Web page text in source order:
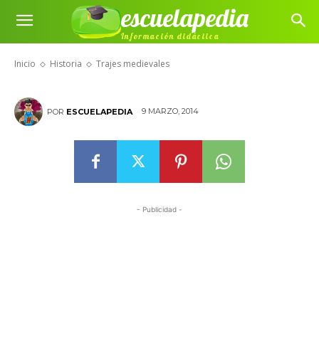
escuelapedia
Información didáctica
Inicio Historia Trajes medievales
Trajes medievales
POR ESCUELAPEDIA 9 MARZO, 2014
- Publicidad -